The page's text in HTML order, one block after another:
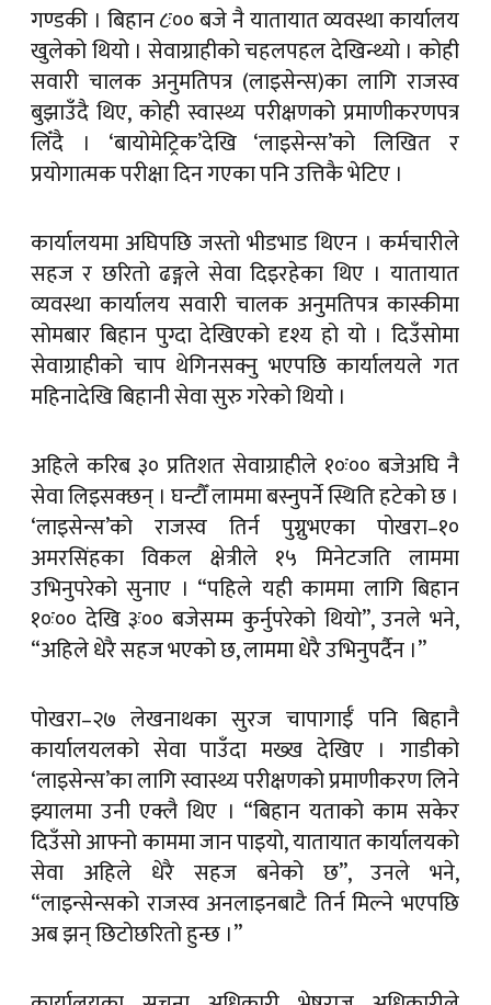
गण्डकी । बिहान ८ः०० बजे नै यातायात व्यवस्था कार्यालय
खुलेको थियो । सेवाग्राहीको चहलपहल देखिन्थ्यो । कोही
सवारी चालक अनुमतिपत्र (लाइसेन्स)का लागि राजस्व
बुझाउँदै थिए, कोही स्वास्थ्य परीक्षणको प्रमाणीकरणपत्र
लिँदै । ‘बायोमेट्रिक’देखि ‘लाइसेन्स’को लिखित र
प्रयोगात्मक परीक्षा दिन गएका पनि उत्तिकै भेटिए ।
कार्यालयमा अघिपछि जस्तो भीडभाड थिएन । कर्मचारीले
सहज र छरितो ढङ्गले सेवा दिइरहेका थिए । यातायात
व्यवस्था कार्यालय सवारी चालक अनुमतिपत्र कास्कीमा
सोमबार बिहान पुग्दा देखिएको दृश्य हो यो । दिउँसोमा
सेवाग्राहीको चाप थेगिनसक्नु भएपछि कार्यालयले गत
महिनादेखि बिहानी सेवा सुरु गरेको थियो ।
अहिले करिब ३० प्रतिशत सेवाग्राहीले १०ः०० बजेअघि नै
सेवा लिइसक्छन् । घन्टौँ लाममा बस्नुपर्ने स्थिति हटेको छ ।
‘लाइसेन्स’को राजस्व तिर्न पुग्नुभएका पोखरा–१०
अमरसिंहका विकल क्षेत्रीले १५ मिनेटजति लाममा
उभिनुपरेको सुनाए । “पहिले यही काममा लागि बिहान
१०ः०० देखि ३ः०० बजेसम्म कुर्नुपरेको थियो”, उनले भने,
“अहिले धेरै सहज भएको छ, लाममा धेरै उभिनुपर्दैन ।”
पोखरा–२७ लेखनाथका सुरज चापागाईँ पनि बिहानै
कार्यालयलको सेवा पाउँदा मख्ख देखिए । गाडीको
‘लाइसेन्स’का लागि स्वास्थ्य परीक्षणको प्रमाणीकरण लिने
झ्यालमा उनी एक्लै थिए । “बिहान यताको काम सकेर
दिउँसो आफ्नो काममा जान पाइयो, यातायात कार्यालयको
सेवा अहिले धेरै सहज बनेको छ”, उनले भने,
“लाइन्सेन्सको राजस्व अनलाइनबाटै तिर्न मिल्ने भएपछि
अब झन् छिटोछरितो हुन्छ ।”